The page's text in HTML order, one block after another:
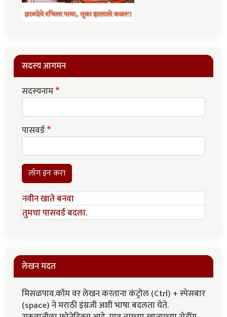
सदस्य आगमन
सदस्यनाम
पासवर्ड
लॉग इन करा
नवीन खाते बनवा
तुमचा पासवर्ड बदला.
लेखन मदत
मिसळपाव.कॉम वर लेखन करताना कंट्रोल (Ctrl) + स्पेसबार
(space) ने मराठी इंग्रजी अशी भाषा बदलता येते.